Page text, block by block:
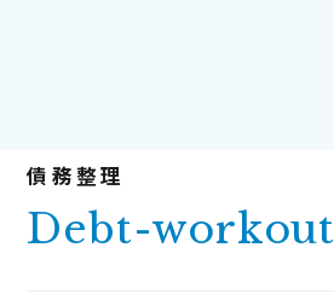
Debt-workout